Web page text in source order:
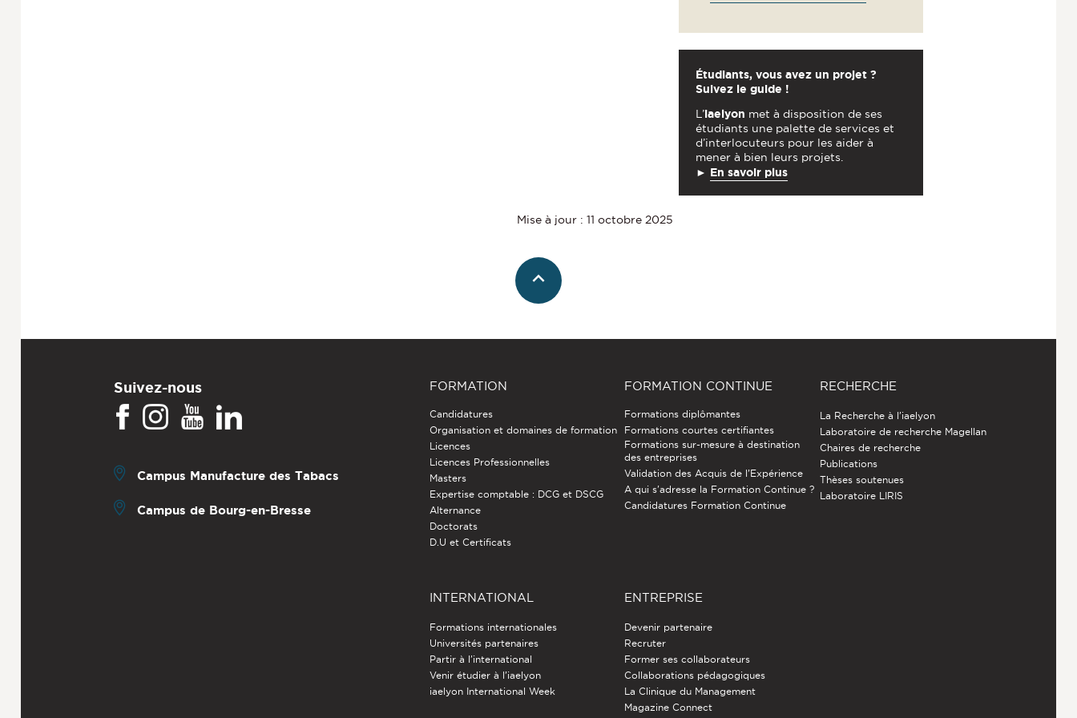
Étudiants, vous avez un projet ?
Suivez le guide !
L’iaelyon met à disposition de ses
étudiants une palette de services et
d’interlocuteurs pour les aider à
mener à bien leurs projets.
► En savoir plus
Mise à jour : 11 octobre 2025
Suivez-nous
Campus Manufacture des Tabacs
Campus de Bourg-en-Bresse
FORMATION
Candidatures
Organisation et domaines de formation
Licences
Licences Professionnelles
Masters
Expertise comptable : DCG et DSCG
Alternance
Doctorats
D.U et Certificats
FORMATION CONTINUE
Formations diplômantes
Formations courtes certifiantes
Formations sur-mesure à destination
des entreprises
Validation des Acquis de l’Expérience
A qui s'adresse la Formation Continue ?
Candidatures Formation Continue
RECHERCHE
La Recherche à l'iaelyon
Laboratoire de recherche Magellan
Chaires de recherche
Publications
Thèses soutenues
Laboratoire LIRIS
INTERNATIONAL
Formations internationales
Universités partenaires
Partir à l'international
Venir étudier à l’iaelyon
iaelyon International Week
ENTREPRISE
Devenir partenaire
Recruter
Former ses collaborateurs
Collaborations pédagogiques
La Clinique du Management
Magazine Connect